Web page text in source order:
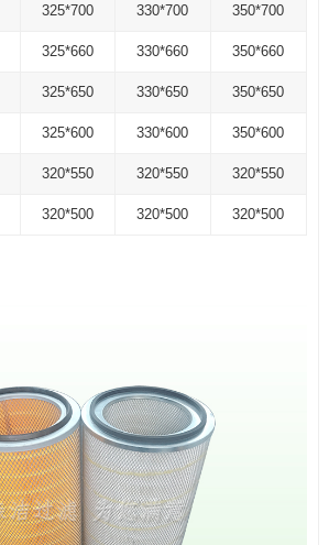
325*700 330*700 350*700
325*660 330*660 350*660
325*650 330*650 350*650
325*600 330*600 350*600
320*550 320*550 320*550
320*500 320*500 320*500